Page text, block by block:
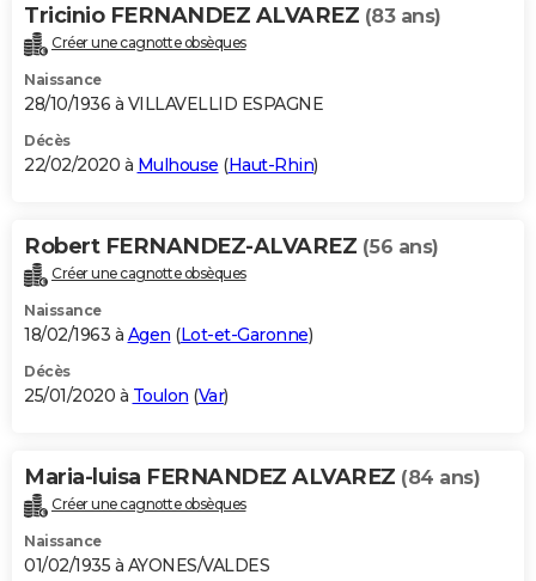
Tricinio FERNANDEZ ALVAREZ (83 ans)
Créer une cagnotte obsèques
Naissance
28/10/1936 à VILLAVELLID ESPAGNE
Décès
22/02/2020 à Mulhouse (Haut-Rhin)
Robert FERNANDEZ-ALVAREZ (56 ans)
Créer une cagnotte obsèques
Naissance
18/02/1963 à Agen (Lot-et-Garonne)
Décès
25/01/2020 à Toulon (Var)
Maria-luisa FERNANDEZ ALVAREZ (84 ans)
Créer une cagnotte obsèques
Naissance
01/02/1935 à AYONES/VALDES